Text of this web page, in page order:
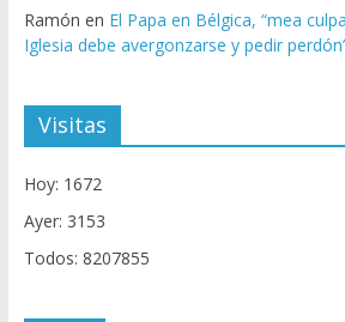
Ramón en El Papa en Bélgica, “mea
Iglesia debe avergonzarse y pedir
Visitas
Hoy: 1672
Ayer: 3153
Todos: 8207855